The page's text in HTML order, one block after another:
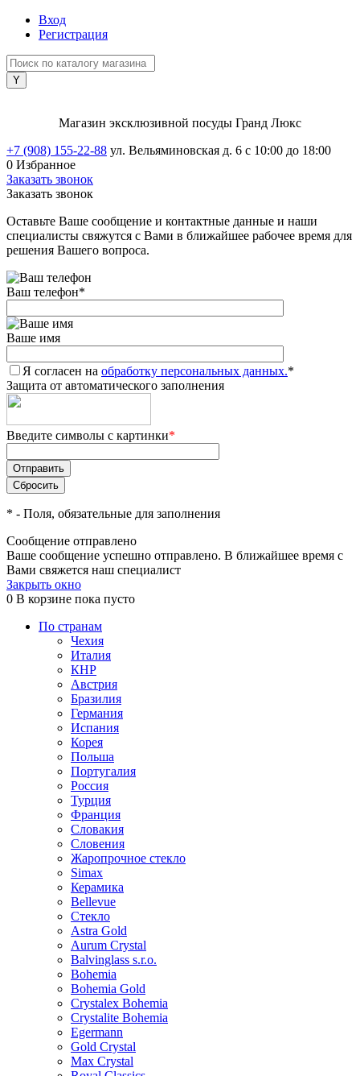
Вход
Регистрация
Магазин эксклюзивной посуды Гранд Люкс
+7 (908) 155-22-88 ул. Вельяминовская д. 6 с 10:00 до 18:00
0 Избранное
Заказать звонок
Заказать звонок
Оставьте Ваше сообщение и контактные данные и наши
специалисты свяжутся с Вами в ближайшее рабочее время для
решения Вашего вопроса.
Ваш телефон*
Ваше имя
Я согласен на обработку персональных данных.*
Защита от автоматического заполнения
Введите символы с картинки*
* - Поля, обязательные для заполнения
Сообщение отправлено
Ваше сообщение успешно отправлено. В ближайшее время с
Вами свяжется наш специалист
Закрыть окно
0 В корзине пока пусто
По странам
Чехия
Италия
КНР
Австрия
Бразилия
Германия
Испания
Корея
Польша
Португалия
Россия
Турция
Франция
Словакия
Словения
Жаропрочное стекло
Simax
Керамика
Bellevue
Стекло
Astra Gold
Aurum Crystal
Balvinglass s.r.o.
Bohemia
Bohemia Gold
Crystalex Bohemia
Crystalite Bohemia
Egermann
Gold Crystal
Max Crystal